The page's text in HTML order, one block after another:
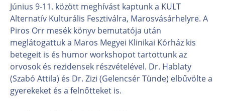
Június 9-11. között meghívást kaptunk a KULT
Alternatív Kulturális Fesztiválra, Marosvásárhelyre. A
Piros Orr mesék könyv bemutatója után
meglátogattuk a Maros Megyei Klinikai Kórház kis
betegeit is és humor workshopot tartottunk az
orvosok és rezidensek részvételével. Dr. Hablaty
(Szabó Attila) és Dr. Zizi (Gelencsér Tünde) elbűvölte a
gyerekeket és a felnőtteket is.